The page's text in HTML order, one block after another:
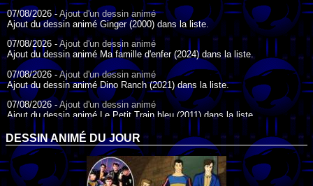
07/08/2026 - Ajout d'un dessin animé
Ajout du dessin animé Ginger (2000) dans la liste.
07/08/2026 - Ajout d'un dessin animé
Ajout du dessin animé Ma famille d'enfer (2024) dans la liste.
07/08/2026 -Ajout d'un dessin animé
Ajout du dessin animé Dino Ranch (2021) dans la liste.
07/08/2026 -Ajout d'un dessin animé
Ajout du dessin animé Le Petit Train bleu (2011) dans la liste.
07/08/2026 -Ajout d'un dessin animé
Ajout du dessin animé Agent Spécial Oso (2009) dans la liste.
17/07/2026 -
Ajout d'un dessin animé
Ajout du dessin animé Peter Pan (1988) dans la liste.
DESSIN ANIMÉ DU JOUR